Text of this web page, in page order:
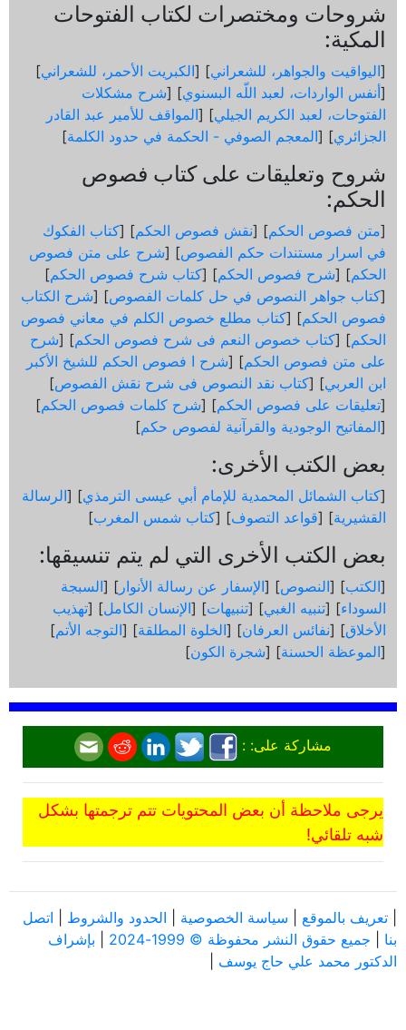
شروحات ومختصرات لكتاب الفتوحات
المكية:
[اليواقيت والجواهر، للشعراني] [الكبريت الأحمر، للشعراني]
[أنفس الواردات، لعبد اللّه البسنوي] [شرح مشكلات
الفتوحات، لعبد الكريم الجيلي] [المواقف للأمير عبد القادر
الجزائري] [المعجم الصوفي - الحكمة في حدود الكلمة]
شروح وتعليقات على كتاب فصوص
الحكم:
[متن فصوص الحكم] [نقش فصوص الحكم] [كتاب الفكوك
في اسرار مستندات حكم الفصوص] [شرح على متن فصوص
الحكم] [شرح فصوص الحكم] [كتاب شرح فصوص الحكم]
[كتاب جواهر النصوص في حل كلمات الفصوص] [شرح الكتاب
فصوص الحكم] [كتاب مطلع خصوص الكلم في معاني فصوص
الحكم] [كتاب خصوص النعم فى شرح فصوص الحكم] [شرح
على متن فصوص الحكم] [شرح ا فصوص الحكم للشيخ الأكبر
ابن العربي] [كتاب نقد النصوص فى شرح نقش الفصوص]
[تعليقات على فصوص الحكم] [شرح كلمات فصوص الحكم]
[المفاتيح الوجودية والقرآنیة لفصوص حكم]
بعض الكتب الأخرى:
[كتاب الشمائل المحمدية للإمام أبي عيسى الترمذي] [الرسالة
القشيرية] [قواعد التصوف] [كتاب شمس المغرب]
بعض الكتب الأخرى التي لم يتم تنسيقها:
[الكتب] [النصوص] [الإسفار عن رسالة الأنوار ] [السبجة
السوداء] [تنبيه الغبي] [تنبيهات] [الإنسان الكامل] [تهذيب
الأخلاق] [نفائس العرفان] [الخلوة المطلقة] [التوجه الأتم]
[الموعظة الحسنة] [شجرة الكون]
مشاركة على: :
يرجى ملاحظة أن بعض المحتويات تتم ترجمتها بشكل
شبه تلقائي!
تعريف بالموقع سياسة الخصوصية الحدود والشروط
اتصل
بنا
جميع حقوق النشر محفوظة © 1999-2024
بإشراف
الدكتور محمد علي حاج يوسف